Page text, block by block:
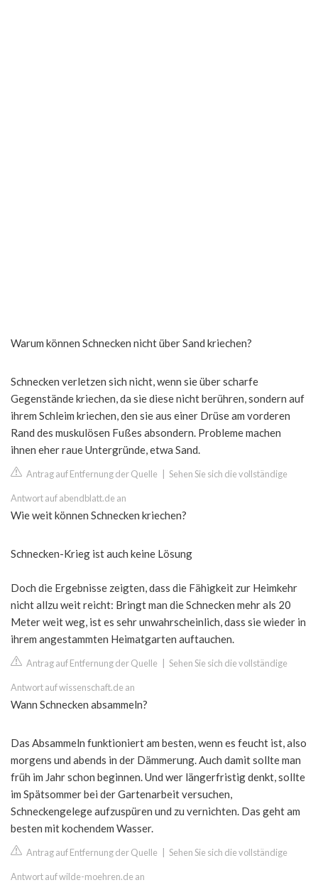
Warum können Schnecken nicht über Sand kriechen?
Schnecken verletzen sich nicht, wenn sie über scharfe
Gegenstände kriechen, da sie diese nicht berühren, sondern auf
ihrem Schleim kriechen, den sie aus einer Drüse am vorderen
Rand des muskulösen Fußes absondern. Probleme machen
ihnen eher raue Untergründe, etwa Sand.
Antrag auf Entfernung der Quelle Sehen Sie sich die vollständige
Antwort auf abendblatt.de an
Wie weit können Schnecken kriechen?
Schnecken-Krieg ist auch keine Lösung
Doch die Ergebnisse zeigten, dass die Fähigkeit zur Heimkehr
nicht allzu weit reicht: Bringt man die Schnecken mehr als 20
Meter weit weg, ist es sehr unwahrscheinlich, dass sie wieder in
ihrem angestammten Heimatgarten auftauchen.
Antrag auf Entfernung der Quelle Sehen Sie sich die vollständige
Antwort auf wissenschaft.de an
Wann Schnecken absammeln?
Das Absammeln funktioniert am besten, wenn es feucht ist, also
morgens und abends in der Dämmerung. Auch damit sollte man
früh im Jahr schon beginnen. Und wer längerfristig denkt, sollte
im Spätsommer bei der Gartenarbeit versuchen,
Schneckengelege aufzuspüren und zu vernichten. Das geht am
besten mit kochendem Wasser.
Antrag auf Entfernung der Quelle Sehen Sie sich die vollständige
Antwort auf wilde-moehren.de an